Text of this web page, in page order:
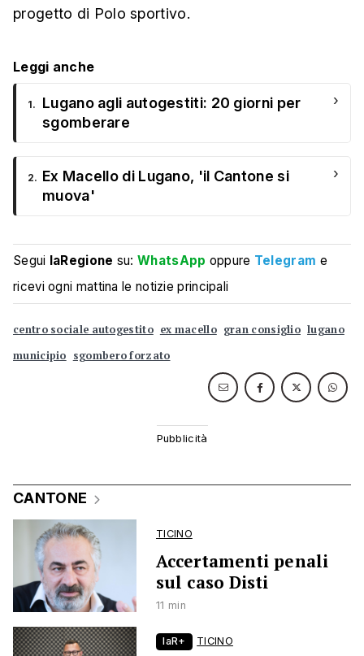
progetto di Polo sportivo.
Leggi anche
1.
Lugano agli autogestiti: 20 giorni per
sgomberare
›
2. Ex Macello di Lugano, 'il Cantone si
muova'
›
Segui laRegione su:WhatsApp oppure Telegram e
ricevi ogni mattina le notizie principali
centro sociale autogestito ex macello gran consiglio lugano
municipio sgombero forzato
CANTONE
TICINO
Accertamenti penali
sul caso Disti
11 min
laR+ TICINO